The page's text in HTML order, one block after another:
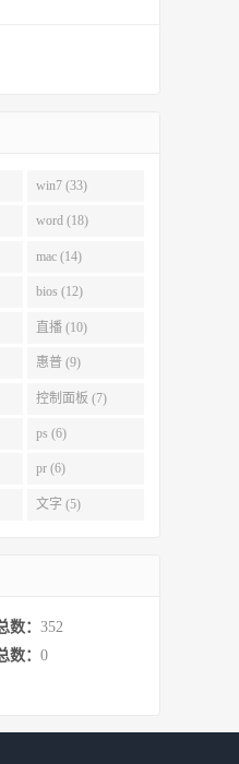
win7 (33)
word (18)
mac (14)
bios (12)
直播 (10)
惠普 (9)
控制面板 (7)
ps (6)
pr (6)
文字 (5)
数： 352
数： 0